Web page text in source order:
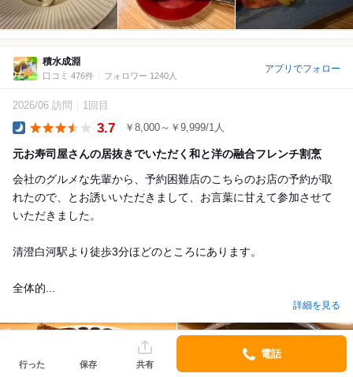
積水成淵
口コミ 476件 フォロワー 1240人
アプリでフォロー
2026/06 訪問 1回目
3.7 ￥8,000～￥9,999/1人
元お寿司屋さんの居抜きでいただく和と洋の融合フレンチ割烹
会社のグルメな先輩から、予約困難店のこちらのお店の予約が取
れたので、とお誘いいただきまして、お言葉に甘えて参加させて
いただきました。
清澄白河駅より徒歩3分ほどのところにあります。
全体的...
詳細を見る
行った 保存 共有
電話